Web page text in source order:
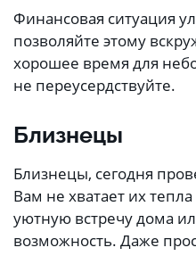
Финансовая ситуация
позволяйте этому
хорошее время для
не переусердствуйте.
Близнецы
Близнецы, сегодня
Вам не хватает их
уютную встречу дома
возможность. Даже